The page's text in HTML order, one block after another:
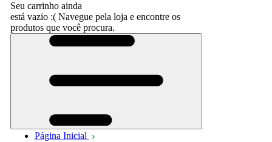
Seu carrinho ainda
está vazio :( Navegue pela loja e encontre os
produtos que você procura.
Página Inicial